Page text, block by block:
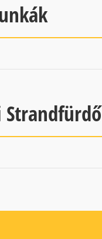
Strandfürdő